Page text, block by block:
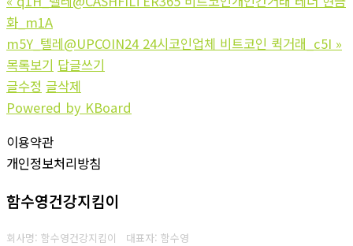
화_m1A
m5Y_텔레@UPCOIN24 24시코인업체 비트코인 퀵거래_c5I »
목록보기 답글쓰기
글수정 글삭제
Powered by KBoard
이용약관
개인정보처리방침
함수영건강지킴이
회사명: 함수영건강지킴이 대표자: 함수영